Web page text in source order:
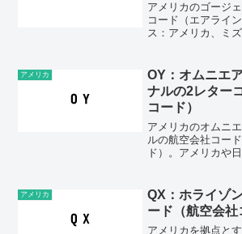
アメリカのゴージ
コード（エアライ
ス：アメリカ、ミ
GJSAirline code
アメリカ
OY：オムニエ
ナルの2レター
コード）
アメリカのオムニ
ルの航空会社コー
ド）。アメリカや
ーコード（IATAコ
コード（ICAOコ...
アメリカ
QX：ホライゾ
ード（航空会社
アメリカを拠点と